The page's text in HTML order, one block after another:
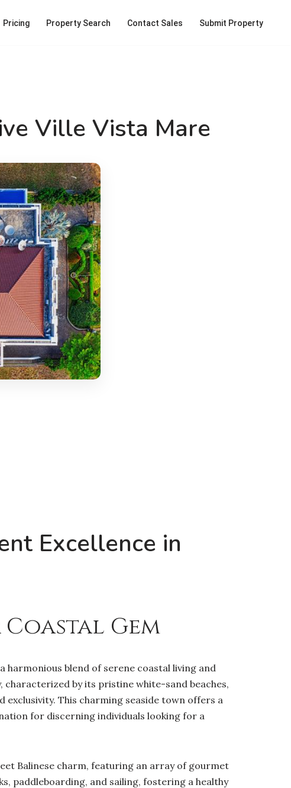
Pricing Property Search Contact Sales Submit Property
Ville Vista Mare
Excellence in
Gem
harmonious blend of serene coastal living and
by its pristine white-sand beaches,
This charming seaside town offers a
for discerning individuals looking for a
Balinese charm, featuring an array of gourmet
paddleboarding, and sailing, fostering a healthy